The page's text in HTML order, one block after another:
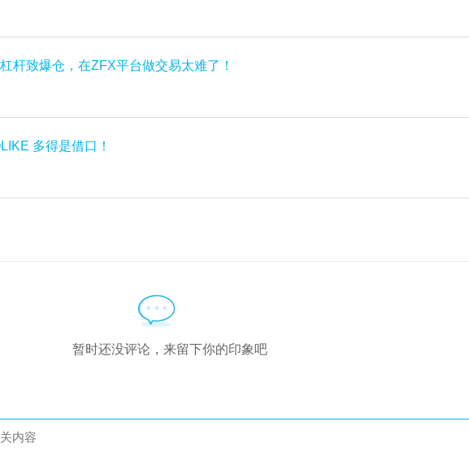
杆致爆仓，在ZFX平台做交易太难了！
多得是借口！
暂时还没评论，来留下你的印象吧